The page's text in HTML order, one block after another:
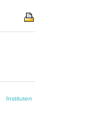
Instituten